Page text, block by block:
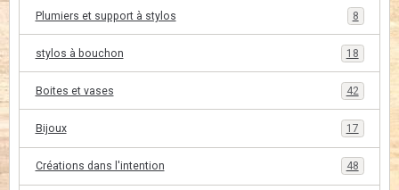
Plumiers et support à stylos 8
stylos à bouchon 18
Boites et vases 42
Bijoux 17
Créations dans l'intention 48